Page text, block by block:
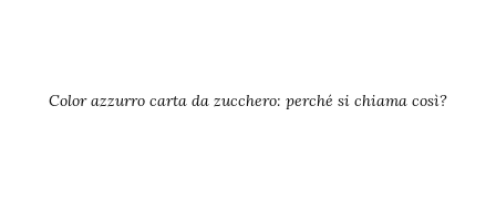
Color azzurro carta da zucchero: perché si chiama così?